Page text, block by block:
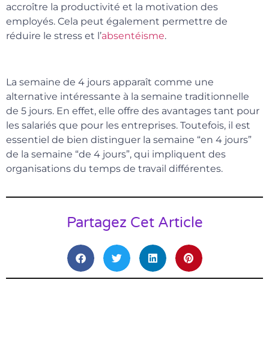
accroître la productivité et la motivation des
employés. Cela peut également permettre de
réduire le stress et l’absentéisme.
La semaine de 4 jours apparaît comme une
alternative intéressante à la semaine traditionnelle
de 5 jours. En effet, elle offre des avantages tant pour
les salariés que pour les entreprises. Toutefois, il est
essentiel de bien distinguer la semaine “en 4 jours”
de la semaine “de 4 jours”, qui impliquent des
organisations du temps de travail différentes.
Partagez Cet Article